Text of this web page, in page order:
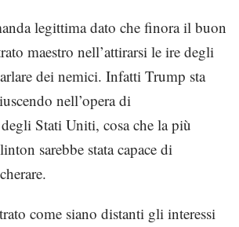
legittima dato che finora il buon
maestro nell’attirarsi le ire degli
dei nemici. Infatti Trump sta
nell’opera di
degli Stati Uniti, cosa che la più
sarebbe stata capace di
come siano distanti gli interessi